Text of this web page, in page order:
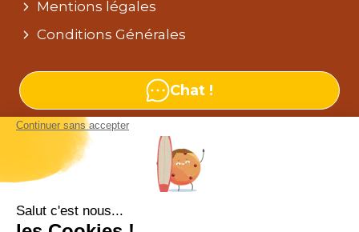
Mentions légales
Conditions Générales
Chat !
Nos agences